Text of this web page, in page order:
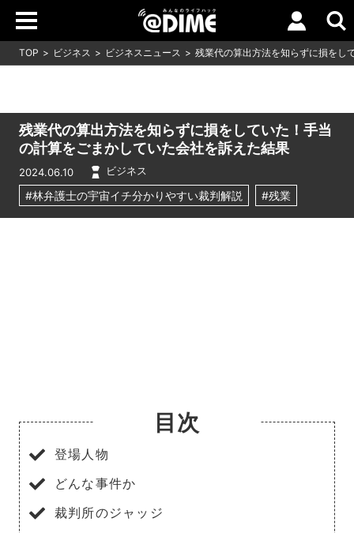
TOP ビジネス ビジネスニュース 残業代の算出方法を知らずに損をし
残業代の算出方法を知らずに損をしていた！手当
の計算をごまかしていた会社を訴えた結果
2024.06.10 ビジネス
#林弁護士の宇宙イチ分かりやすい裁判解説 #残業
目次
登場人物
どんな事件か
裁判所のジャッジ